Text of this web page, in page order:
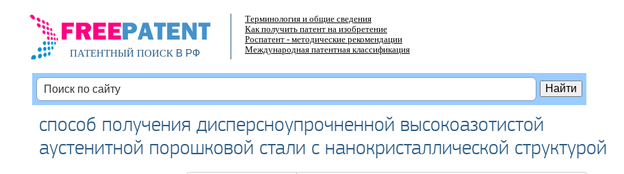
ПАТЕНТНЫЙ ПОИСКВ РФ
Терминология и общие сведения
Как получить патент на изобретение
Роспатент - методические рекомендации
Международная патентная классификация
способ получения дисперсноупрочненной высокоазотистой
аустенитной порошковой стали с нанокристаллической структурой